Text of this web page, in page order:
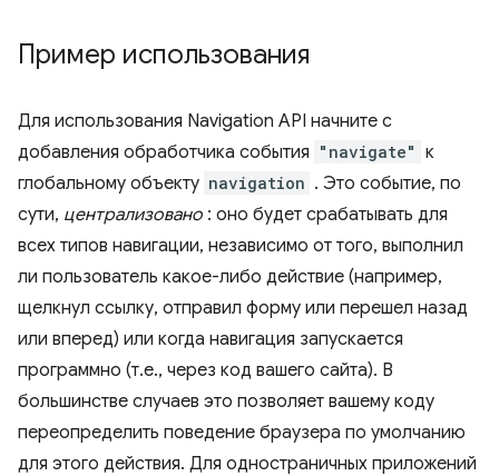
Пример использования
Для использования Navigation API начните с
добавления обработчика события "navigate" к
глобальному объекту navigation . Это событие, по
сути, централизовано : оно будет срабатывать для
всех типов навигации, независимо от того, выполнил
ли пользователь какое-либо действие (например,
щелкнул ссылку, отправил форму или перешел назад
или вперед) или когда навигация запускается
программно (т.е., через код вашего сайта). В
большинстве случаев это позволяет вашему коду
переопределить поведение браузера по умолчанию
для этого действия. Для одностраничных приложений